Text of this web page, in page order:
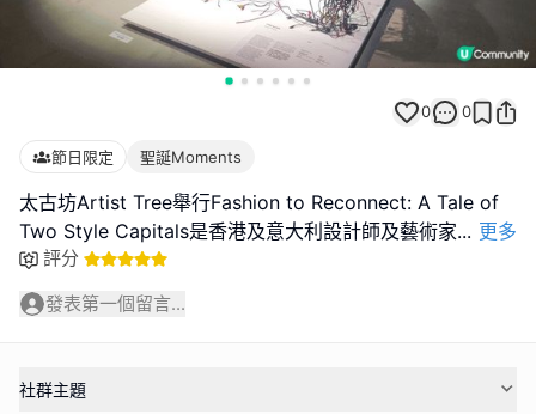
0 0
節日限定 聖誕Moments
太古坊Artist Tree舉行Fashion to Reconnect: A Tale of
Two Style Capitals是香港及意大利設計師及藝術家... 更多
評分
發表第一個留言...
社群主題